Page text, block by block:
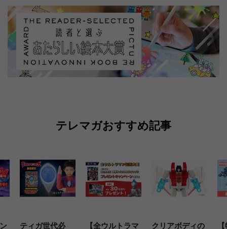
テレマガおすすめ記事
ティガ世代必 【全ウルトラマ クリアボディの